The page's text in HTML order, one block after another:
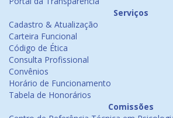
Serviços
Cadastro & Atualização
Carteira Funcional
Código de Ética
Consulta Profissional
Convênios
Horário de Funcionamento
Tabela de Honorários
Comissões